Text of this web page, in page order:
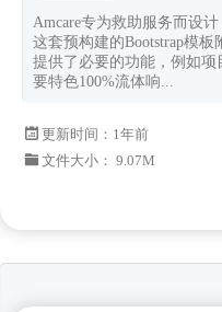
Amcare专为救助服务而设
这套预构建的Bootstrap模
提供了必要的功能，例如
要特色100%流体响...
更新时间： 1年前
文件大小： 9.07M